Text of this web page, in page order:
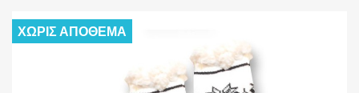
ΧΩΡΊΣ ΑΠΌΘΕΜΑ